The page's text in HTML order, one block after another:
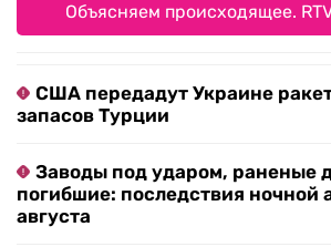
Объясняем происходящее.
США передадут Украине
запасов Турции
Заводы под ударом, раненые
погибшие: последствия ночной
августа